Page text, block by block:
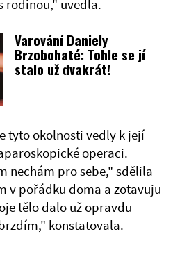
rodinou," uvedla.
Varování Daniely
Brzobohaté: Tohle se jí
stalo už dvakrát!
tyto okolnosti vedly k její
operaci.
nechám pro sebe," sdělila
v pořádku doma a zotavuju
tělo dalo už opravdu
konstatovala.